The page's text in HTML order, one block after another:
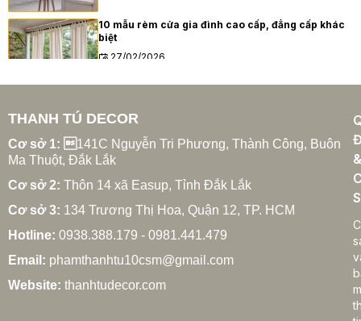
10 mẫu rèm cửa gia đình cao cấp, đẳng cấp khác
biệt
27/02/2026
Xu hướng rèm cửa gia đình hiện đại năm 2025
27/02/2026
Cách chọn rèm cửa gia đình hợp phong thủy
27/02/2026
THANH TÚ DECOR
Cơ sở 1: 141C Nguyễn Tri Phương, Thành Công, Buôn
Ma Thuột, Đắk Lắk
Cơ sở 2: Thôn 14 xã Easup, Tỉnh Đắk Lắk
Cơ sở 3: 134 Trương Thị Hoa, Quận 12, TP. HCM
Hotline: 0938.388.179 - 0981.441.479
Email: phamthanhtu10csm@gmail.com
Website: thanhtudecor.com
&